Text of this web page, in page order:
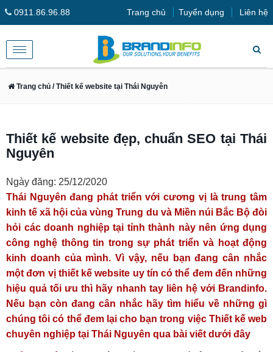
0911.86.96.88 Trang chủ Tuyển dụng Liên hệ
Toggle
navigation
Trang chủ / Thiết kế website tại Thái Nguyên
Thiết kế website đẹp, chuẩn SEO tại Thái
Nguyên
Ngày đăng: 25/12/2020
Thái Nguyên đang phát triển với cương vị là trung tâm
kinh tế xã hội của vùng Trung du và Miền núi Bắc Bộ đòi
hỏi các doanh nghiệp tại tỉnh thành này nên ứng dụng
công nghệ thông tin trong sự phát triển và hoạt động
kinh doanh của mình. Vì vậy, nếu bạn đang cân nhắc
một đơn vị thiết kế website uy tín có thể đem đến những
hiệu quả tối ưu thì hãy nhanh tay liên hệ với Brandinfo.
Nếu bạn còn đang cân nhắc hãy tìm hiểu về những gì
chúng tôi có thể đem lại cho bạn trong việc Thiết kế web
chuyên nghiệp tại Thái Nguyên qua bài viết dưới đây